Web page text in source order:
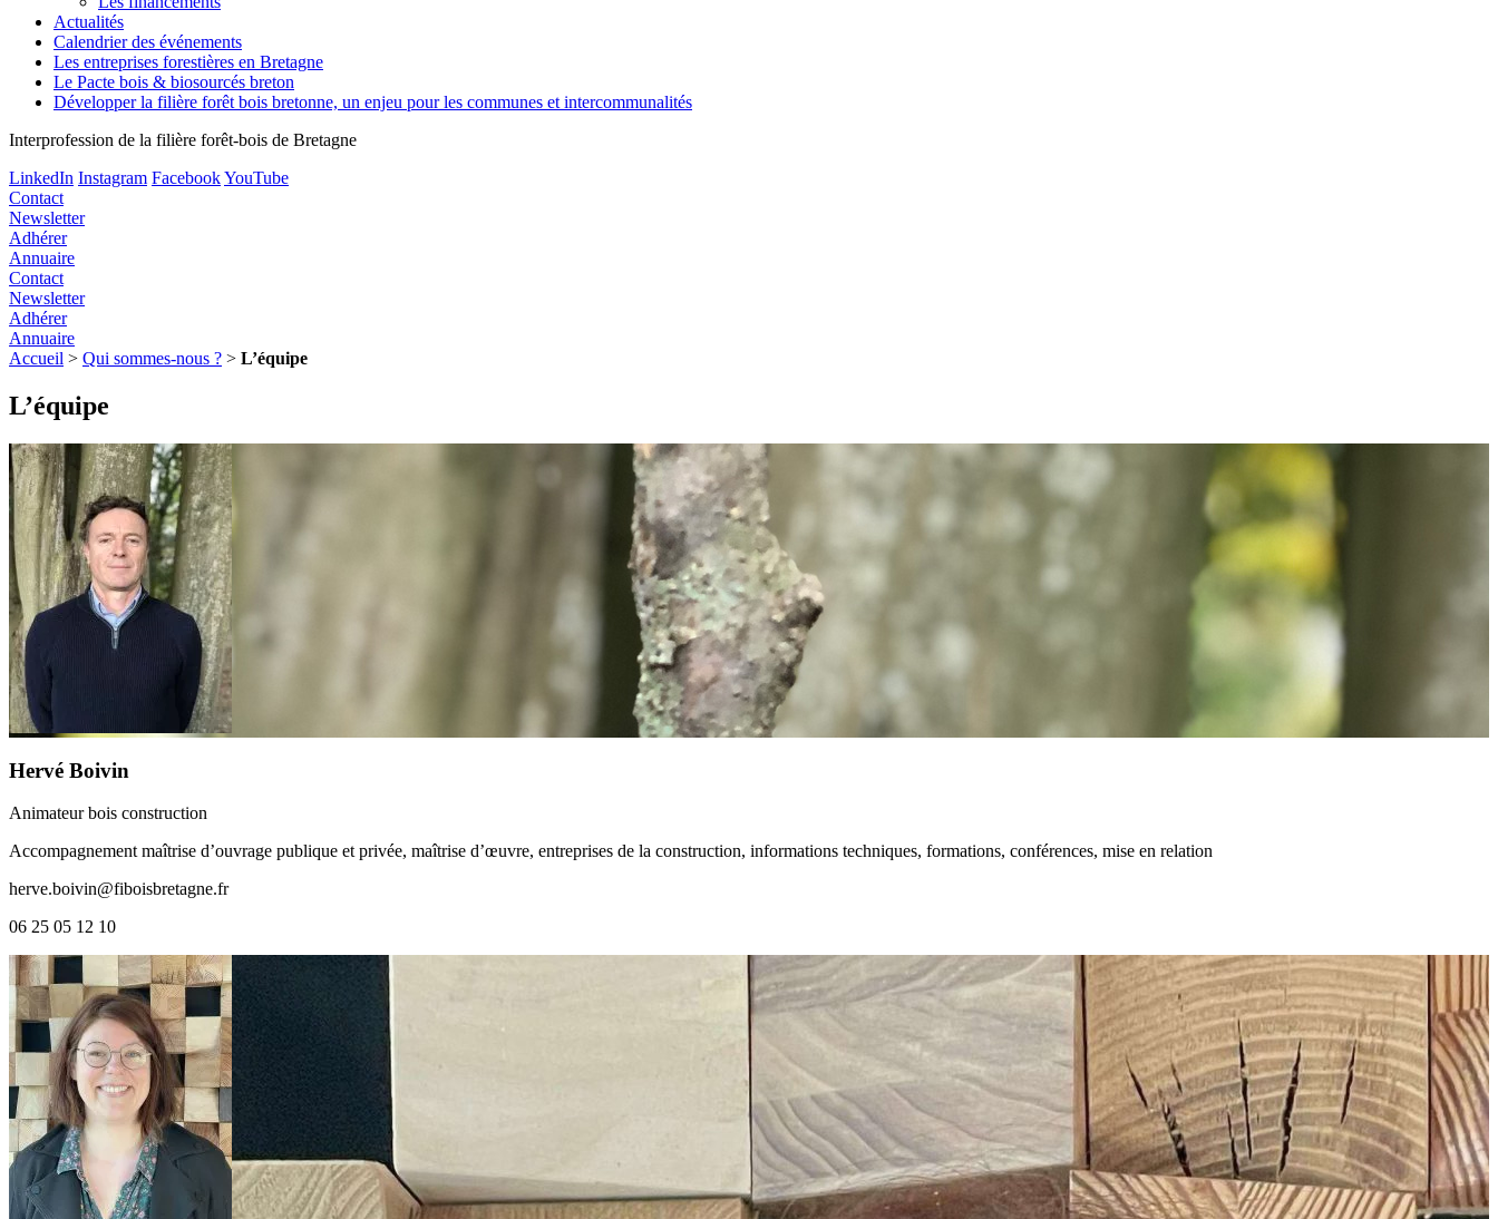
Actualités
Calendrier des événements
Les entreprises forestières en Bretagne
Le Pacte bois & biosourcés breton
Développer la filière forêt bois bretonne, un enjeu pour les communes et intercommunalités
Interprofession de la filière forêt-bois de Bretagne
LinkedIn Instagram FacebookYouTube
Contact
Newsletter
Adhérer
Annuaire
Contact
Newsletter
Adhérer
Annuaire
Accueil > Qui sommes-nous ? > L’équipe
L’équipe
Hervé Boivin
Animateur bois construction
Accompagnement maîtrise d’ouvrage publique et privée, maîtrise d’œuvre, entreprises de la construction, informations techniques, formations, conférences, mise en relation
herve.boivin@fiboisbretagne.fr
06 25 05 12 10